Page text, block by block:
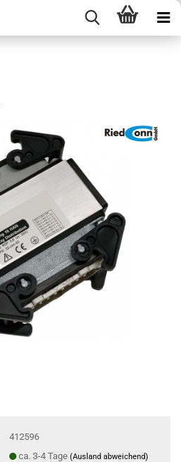
412596
ca. 3-4 Tage (Ausland abweichend)